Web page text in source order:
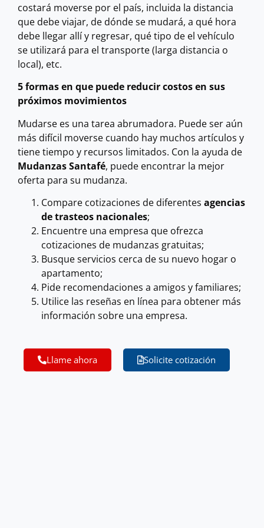
costará moverse por el país, incluida la distancia
que debe viajar, de dónde se mudará, a qué hora
debe llegar allí y regresar, qué tipo de el vehículo
se utilizará para el transporte (larga distancia o
local), etc.
5 formas en que puede reducir costos en sus
próximos movimientos
Mudarse es una tarea abrumadora. Puede ser aún
más difícil moverse cuando hay muchos artículos y
tiene tiempo y recursos limitados. Con la ayuda de
Mudanzas Santafé, puede encontrar la mejor
oferta para su mudanza.
Compare cotizaciones de diferentes agencias
de trasteos nacionales;
Encuentre una empresa que ofrezca
cotizaciones de mudanzas gratuitas;
Busque servicios cerca de su nuevo hogar o
apartamento;
Pide recomendaciones a amigos y familiares;
Utilice las reseñas en línea para obtener más
información sobre una empresa.
Llame ahora Solicite cotización